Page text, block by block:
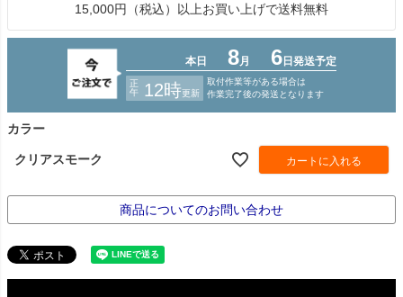
15,000円（税込）以上お買い上げで送料無料
カラー
クリアスモーク カートに入れる
商品についてのお問い合わせ